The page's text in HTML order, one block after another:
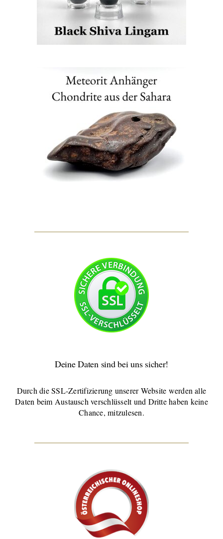
Deine Daten sind bei uns sicher!
Durch die SSL-Zertifizierung unserer Website werden alle
Daten beim Austausch verschlüsselt und Dritte haben keine
Chance, mitzulesen.